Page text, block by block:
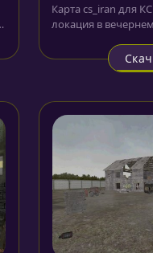
Карта cs_iran для
локация в